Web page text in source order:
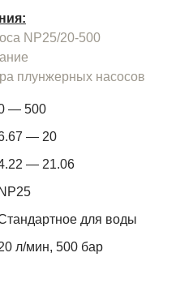
NP25/20-500
плунжерных насосов
— 500
— 20
— 21.06
NP25
для воды
л/мин, 500 бар